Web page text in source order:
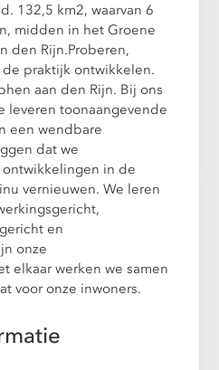
132,5 km2, waarvan 6
midden in het Groene
den Rijn.Proberen,
praktijk ontwikkelen.
aan den Rijn. Bij ons
leveren toonaangevende
een wendbare
dat we
in de
vernieuwen. We leren
en
onze
elkaar werken we samen
voor onze inwoners.